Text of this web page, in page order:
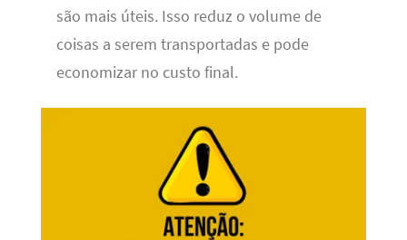
são mais úteis. Isso reduz o volume de
coisas a serem transportadas e pode
economizar no custo final.